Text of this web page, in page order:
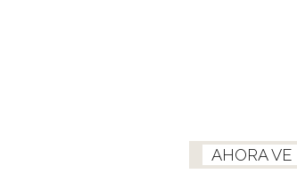
AHORA VE